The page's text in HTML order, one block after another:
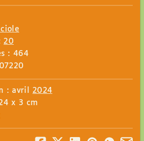
20
: 464
: avril 2024
x 3 cm